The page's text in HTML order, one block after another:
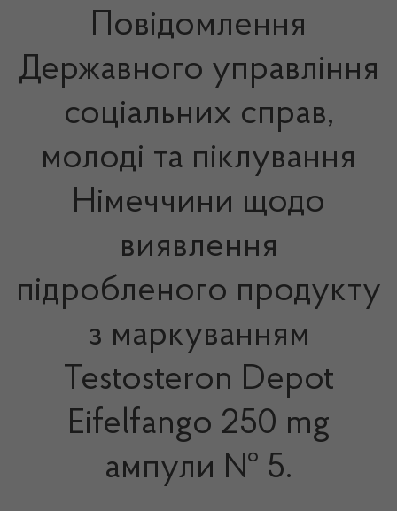
Повідомлення
Державного управління
соціальних справ,
молоді та піклування
Німеччини щодо
виявлення
підробленого продукту
з маркуванням
Testosteron Depot
Eifelfango 250 mg
ампули № 5.